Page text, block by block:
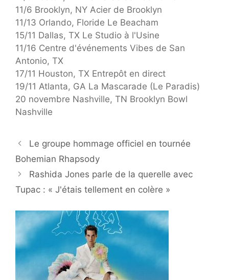
11/6 Brooklyn, NY Acier de Brooklyn
11/13 Orlando, Floride Le Beacham
15/11 Dallas, TX Le Studio à l'Usine
11/16 Centre d'événements Vibes de San
Antonio, TX
17/11 Houston, TX Entrepôt en direct
19/11 Atlanta, GA La Mascarade (Le Paradis)
20 novembre Nashville, TN Brooklyn Bowl
Nashville
Le groupe hommage officiel en tournée
Bohemian Rhapsody
Rashida Jones parle de la querelle avec
Tupac : « J'étais tellement en colère »